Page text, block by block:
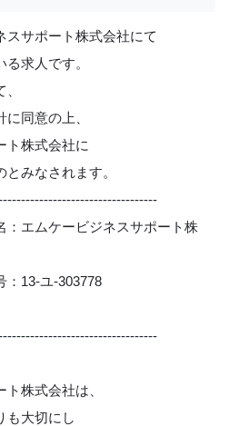
スサポート株式会社にて
求人です。
同意の上、
ト株式会社に
みなされます。
：エムケービジネスサポート株
：13-ユ-303778
株式会社は、
も大切にし